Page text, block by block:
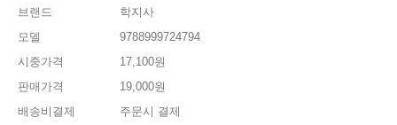
브랜드
학지사
모델
9788999724794
시중가격
17,100원
판매가격
19,000원
배송비결제
주문시 결제